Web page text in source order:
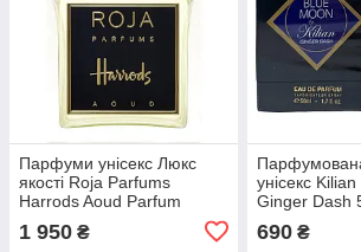
Парфуми унісекс Люкс
якості Roja Parfums
Harrods Aoud Parfum
100ml
1 950 ₴
унісекс
Ginger Dash
690₴